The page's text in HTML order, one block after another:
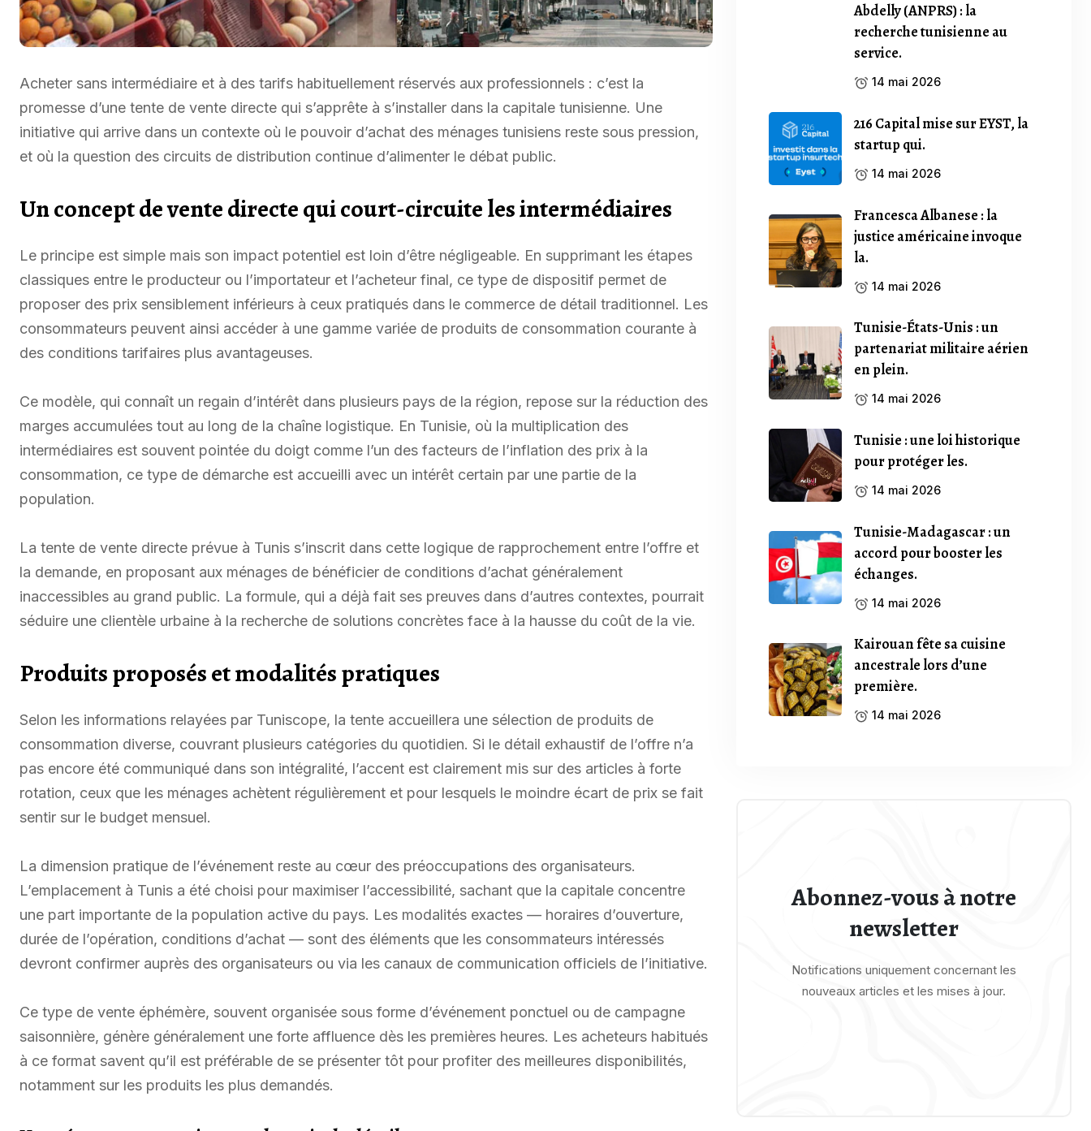
Acheter sans intermédiaire et à des tarifs habituellement réservés aux professionnels : c’est la
promesse d’une tente de vente directe qui s’apprête à s’installer dans la capitale tunisienne. Une
initiative qui arrive dans un contexte où le pouvoir d’achat des ménages tunisiens reste sous pression,
et où la question des circuits de distribution continue d’alimenter le débat public.
Un concept de vente directe qui court-circuite les intermédiaires
Le principe est simple mais son impact potentiel est loin d’être négligeable. En supprimant les étapes
classiques entre le producteur ou l’importateur et l’acheteur final, ce type de dispositif permet de
proposer des prix sensiblement inférieurs à ceux pratiqués dans le commerce de détail traditionnel. Les
consommateurs peuvent ainsi accéder à une gamme variée de produits de consommation courante à
des conditions tarifaires plus avantageuses.
Ce modèle, qui connaît un regain d’intérêt dans plusieurs pays de la région, repose sur la réduction des
marges accumulées tout au long de la chaîne logistique. En Tunisie, où la multiplication des
intermédiaires est souvent pointée du doigt comme l’un des facteurs de l’inflation des prix à la
consommation, ce type de démarche est accueilli avec un intérêt certain par une partie de la
population.
La tente de vente directe prévue à Tunis s’inscrit dans cette logique de rapprochement entre l’offre et
la demande, en proposant aux ménages de bénéficier de conditions d’achat généralement
inaccessibles au grand public. La formule, qui a déjà fait ses preuves dans d’autres contextes, pourrait
séduire une clientèle urbaine à la recherche de solutions concrètes face à la hausse du coût de la vie.
Produits proposés et modalités pratiques
Selon les informations relayées par Tuniscope, la tente accueillera une sélection de produits de
consommation diverse, couvrant plusieurs catégories du quotidien. Si le détail exhaustif de l’offre n’a
pas encore été communiqué dans son intégralité, l’accent est clairement mis sur des articles à forte
rotation, ceux que les ménages achètent régulièrement et pour lesquels le moindre écart de prix se fait
sentir sur le budget mensuel.
La dimension pratique de l’événement reste au cœur des préoccupations des organisateurs.
L’emplacement à Tunis a été choisi pour maximiser l’accessibilité, sachant que la capitale concentre
une part importante de la population active du pays. Les modalités exactes — horaires d’ouverture,
durée de l’opération, conditions d’achat — sont des éléments que les consommateurs intéressés
devront confirmer auprès des organisateurs ou via les canaux de communication officiels de l’initiative.
Ce type de vente éphémère, souvent organisée sous forme d’événement ponctuel ou de campagne
saisonnière, génère généralement une forte affluence dès les premières heures. Les acheteurs habitués
à ce format savent qu’il est préférable de se présenter tôt pour profiter des meilleures disponibilités,
notamment sur les produits les plus demandés.
Abdelly (ANPRS) : la
recherche tunisienne au
service.
14 mai 2026
216 Capital mise sur EYST, la
startup qui.
14 mai 2026
Francesca Albanese : la
justice américaine invoque
la.
14 mai 2026
Tunisie-États-Unis : un
partenariat militaire aérien
en plein.
14 mai 2026
Tunisie : une loi historique
pour protéger les.
14 mai 2026
Tunisie-Madagascar : un
accord pour booster les
échanges.
14 mai 2026
Kairouan fête sa cuisine
ancestrale lors d’une
première.
14 mai 2026
Abonnez-vous à notre
newsletter
Notifications uniquement concernant les
nouveaux articles et les mises à jour.